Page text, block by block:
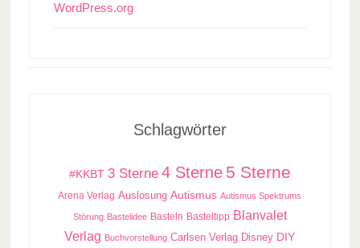
WordPress.org
Schlagwörter
#KKBT 3 Sterne 4 Sterne 5 Sterne
Arena Verlag Auslosung Autismus Autismus Spektrums
Störung Bastelidee Basteln Basteltipp Blanvalet
Verlag Buchvorstellung Carlsen Verlag Disney DIY